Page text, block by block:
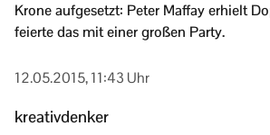
Krone aufgesetzt: Peter Maffay erhielt
feierte das mit einer großen Party.
12.05.2015, 11:43 Uhr
kreativdenker